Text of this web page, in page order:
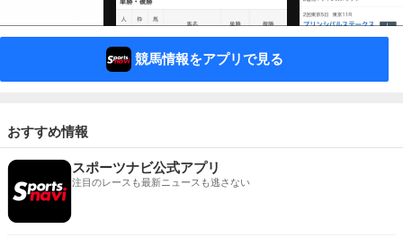
競馬情報をアプリで見る
おすすめ情報
スポーツナビ公式アプリ
注目のレースも最新ニュースも逃さない